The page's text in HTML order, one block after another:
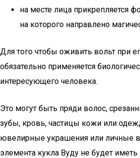
на месте лица прикрепляется
на которого направлено
Для того чтобы оживить вольт при
обязательно применяется
интересующего человека.
Это могут быть пряди волос,
зубы, кровь, частицы кожи или
ювелирные украшения или личные
элемента кукла Вуду не будет иметь